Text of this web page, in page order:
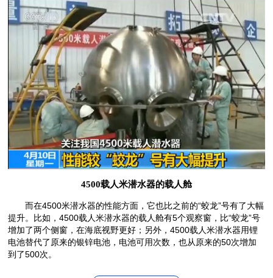
4500载人米潜水器的载人舱
而在4500米潜水器的性能方面，它也比之前的“蛟龙”号有了大幅
提升。比如，4500载人米潜水器的载人舱有5个观察窗，比“蛟龙”号
增加了两个侧窗，在海底视野更好；另外，4500载人米潜水器用锂
电池替代了原来的银锌电池，电池可用次数，也从原来的50次增加
到了500次。